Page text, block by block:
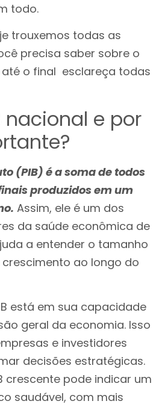
todo.
trouxemos todas as
precisa saber sobre o
até o final esclareça todas
nacional e por
(PIB) é a soma de todos
produzidos em um
Assim, ele é um dos
da saúde econômica de
a entender o tamanho
ao longo do
está em sua capacidade
geral da economia. Isso
e investidores
decisões estratégicas.
crescente pode indicar um
saudável, com mais